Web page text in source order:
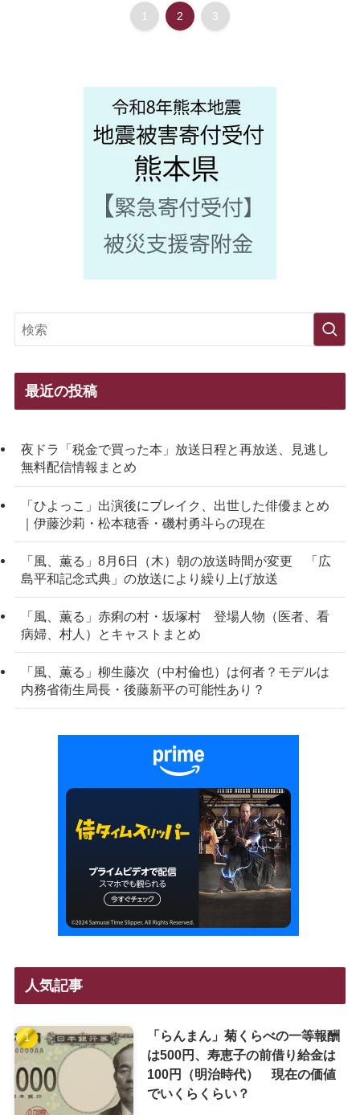
1 2 3
最近の投稿
夜ドラ「税金で買った本」放送日程と再放送、見逃し
無料配信情報まとめ
「ひよっこ」出演後にブレイク、出世した俳優まとめ
｜伊藤沙莉・松本穂香・磯村勇斗らの現在
「風、薫る」8月6日（木）朝の放送時間が変更 「広
島平和記念式典」の放送により繰り上げ放送
「風、薫る」赤痢の村・坂塚村 登場人物（医者、看
病婦、村人）とキャストまとめ
「風、薫る」柳生藤次（中村倫也）は何者？モデルは
内務省衛生局長・後藤新平の可能性あり？
人気記事
「らんまん」菊くらべの一等報酬
は500円、寿恵子の前借り給金は
100円（明治時代） 現在の価値
でいくらくらい？